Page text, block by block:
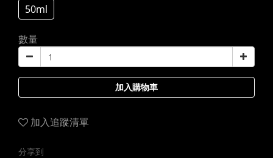
50ml
數量
加入購物車
加入追蹤清單
分享到